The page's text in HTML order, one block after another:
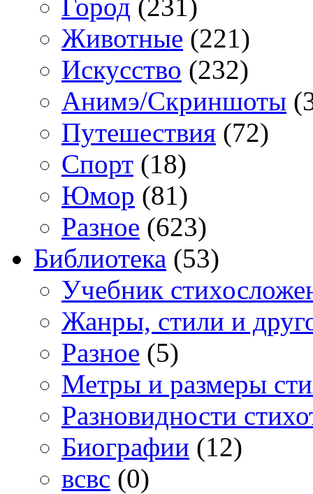
Город (231)
Животные (221)
Искусство (232)
Анимэ/Скриншоты
Путешествия (72)
Спорт (18)
Юмор (81)
Разное (623)
Библиотека (53)
Учебник
Жанры, стили и
Разное (5)
Метры и размеры
Разновидности
Биографии (12)
всвс (0)